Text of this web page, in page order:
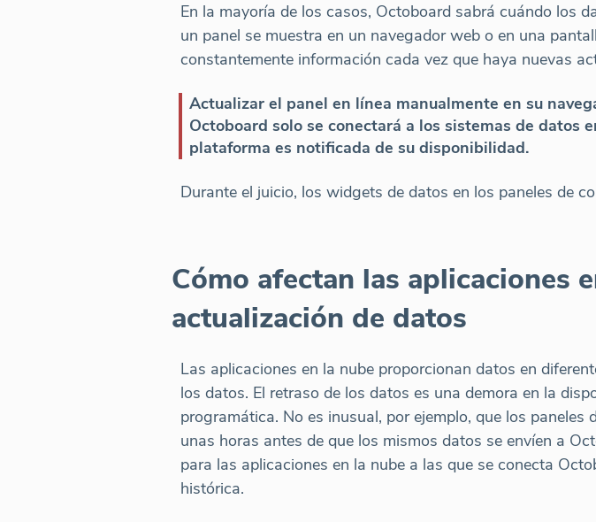
En la mayoría de los casos, Octoboard sabrá cuándo los
un panel se muestra en un navegador web o en una
constantemente información cada vez que haya nuevas
Actualizar el panel en línea manualmente en su
Octoboard solo se conectará a los sistemas de datos
plataforma es notificada de su disponibilidad.
Durante el juicio, los widgets de datos en los paneles de
Cómo afectan las aplicaciones
actualización de datos
Las aplicaciones en la nube proporcionan datos en
los datos. El retraso de los datos es una demora en la
programática. No es inusual, por ejemplo, que los
unas horas antes de que los mismos datos se envíen a
para las aplicaciones en la nube a las que se conecta
histórica.